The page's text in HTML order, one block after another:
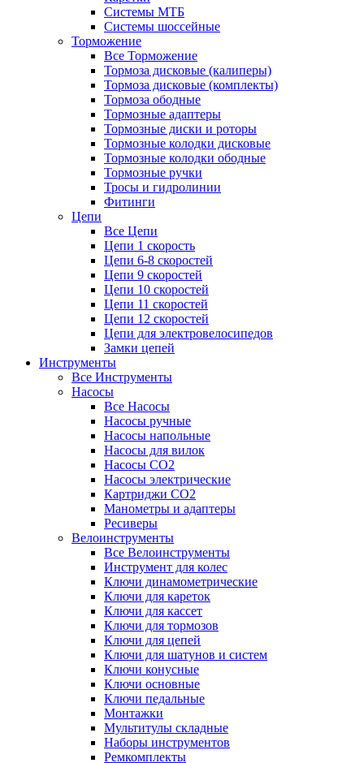
Системы МТБ
Системы шоссейные
Торможение
Все Торможение
Тормоза дисковые (калиперы)
Тормоза дисковые (комплекты)
Тормоза ободные
Тормозные адаптеры
Тормозные диски и роторы
Тормозные колодки дисковые
Тормозные колодки ободные
Тормозные ручки
Тросы и гидролинии
Фитинги
Цепи
Все Цепи
Цепи 1 скорость
Цепи 6-8 скоростей
Цепи 9 скоростей
Цепи 10 скоростей
Цепи 11 скоростей
Цепи 12 скоростей
Цепи для электровелосипедов
Замки цепей
Инструменты
Все Инструменты
Насосы
Все Насосы
Насосы ручные
Насосы напольные
Насосы для вилок
Насосы CO2
Насосы электрические
Картриджи CO2
Манометры и адаптеры
Ресиверы
Велоинструменты
Все Велоинструменты
Инструмент для колес
Ключи динамометрические
Ключи для кареток
Ключи для кассет
Ключи для тормозов
Ключи для цепей
Ключи для шатунов и систем
Ключи конусные
Ключи основные
Ключи педальные
Монтажки
Мультитулы складные
Наборы инструментов
Ремкомплекты